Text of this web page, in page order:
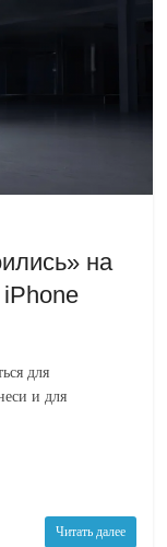
на
iPhone
для
и для
Читать далее